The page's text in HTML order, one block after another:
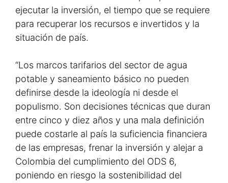
ejecutar la inversión, el tiempo que se requiere
para recuperar los recursos e invertidos y la
situación de país.
“Los marcos tarifarios del sector de agua
potable y saneamiento básico no pueden
definirse desde la ideología ni desde el
populismo. Son decisiones técnicas que duran
entre cinco y diez años y una mala definición
puede costarle al país la suficiencia financiera
de las empresas, frenar la inversión y alejar a
Colombia del cumplimiento del ODS 6,
poniendo en riesgo la sostenibilidad del